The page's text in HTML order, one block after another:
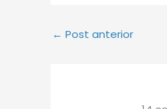
← Post anterior